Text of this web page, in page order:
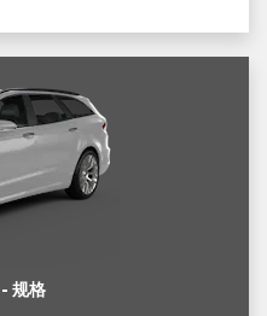
规格